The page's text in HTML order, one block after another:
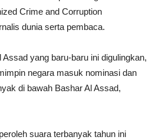
Crime and Corruption
dunia serta pembaca.
yang baru-baru ini digulingkan,
negara masuk nominasi dan
di bawah Bashar Al Assad,
suara terbanyak tahun ini